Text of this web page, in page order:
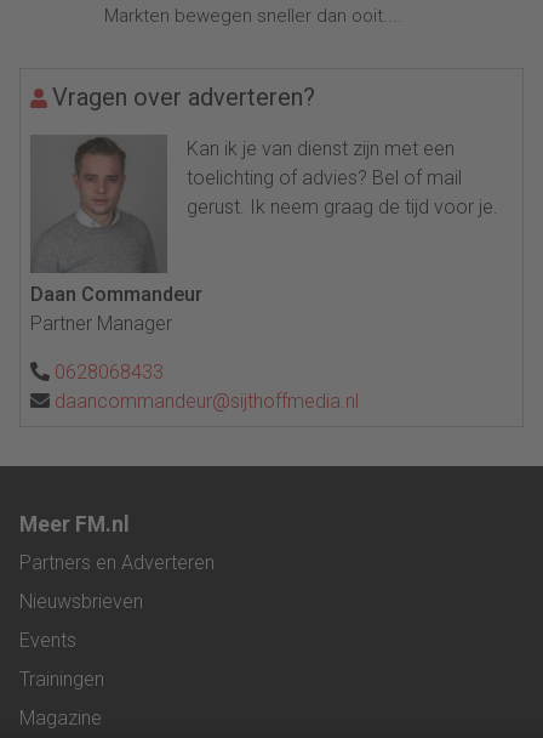
Markten bewegen sneller dan ooit....
Vragen over adverteren?
Kan ik je van dienst zijn met een
toelichting of advies? Bel of mail
gerust. Ik neem graag de tijd voor je.
Daan Commandeur
Partner Manager
0628068433
daancommandeur@sijthoffmedia.nl
Meer FM.nl
Partners en Adverteren
Nieuwsbrieven
Events
Trainingen
Magazine